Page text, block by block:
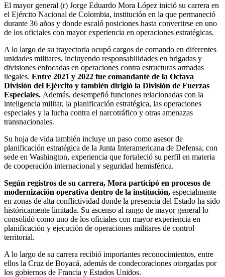
El mayor general (r) Jorge Eduardo Mora López inició su carrera en
el Ejército Nacional de Colombia, institución en la que permaneció
durante 36 años y donde escaló posiciones hasta convertirse en uno
de los oficiales con mayor experiencia en operaciones estratégicas.
A lo largo de su trayectoria ocupó cargos de comando en diferentes
unidades militares, incluyendo responsabilidades en brigadas y
divisiones enfocadas en operaciones contra estructuras armadas
ilegales. Entre 2021 y 2022 fue comandante de la Octava
División del Ejército y también dirigió la División de Fuerzas
Especiales. Además, desempeñó funciones relacionadas con la
inteligencia militar, la planificación estratégica, las operaciones
especiales y la lucha contra el narcotráfico y otras amenazas
transnacionales.
Su hoja de vida también incluye un paso como asesor de
planificación estratégica de la Junta Interamericana de Defensa, con
sede en Washington, experiencia que fortaleció su perfil en materia
de cooperación internacional y seguridad hemisférica.
Según registros de su carrera, Mora participó en procesos de
modernización operativa dentro de la institución, especialmente
en zonas de alta conflictividad donde la presencia del Estado ha sido
históricamente limitada. Su ascenso al rango de mayor general lo
consolidó como uno de los oficiales con mayor experiencia en
planificación y ejecución de operaciones militares de control
territorial.
A lo largo de su carrera recibió importantes reconocimientos, entre
ellos la Cruz de Boyacá, además de condecoraciones otorgadas por
los gobiernos de Francia y Estados Unidos.